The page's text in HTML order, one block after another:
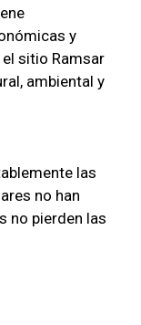
y
sitio Ramsar
ambiental y
las
no han
no pierden las